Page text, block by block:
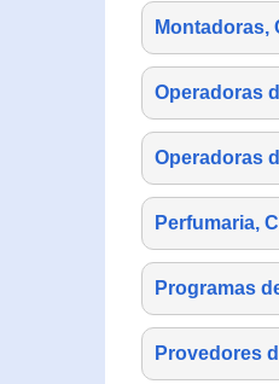
Montadoras,
Operadoras
Operadoras
Perfumaria,
Programas
Provedores